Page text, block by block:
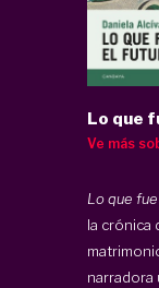
Lo que
Ve más
Lo que
la crónica
narradora